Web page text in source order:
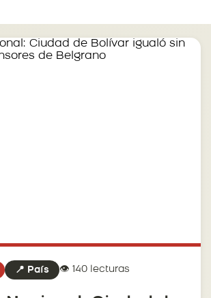
📍 País 👁️ 140 lecturas